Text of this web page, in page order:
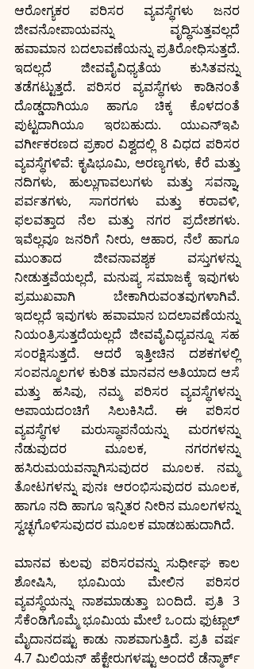
ಆರೋಗ್ಯಕರ ಪರಿಸರ ವ್ಯವಸ್ಥೆಗಳು ಜನರ
ಜೀವನೋಪಾಯವನ್ನು ವೃದ್ಧಿಸುತ್ತವಲ್ಲದೆ
ಹವಾಮಾನ ಬದಲಾವಣೆಯನ್ನು ಪ್ರತಿರೋಧಿಸುತ್ತದೆ.
ಇದಲ್ಲದೆ ಜೀವವೈವಿಧ್ಯತೆಯ ಕುಸಿತವನ್ನು
ತಡೆಗಟ್ಟುತ್ತದೆ. ಪರಿಸರ ವ್ಯವಸ್ಥೆಗಳು ಕಾಡಿನಂತೆ
ದೊಡ್ಡದಾಗಿಯೂ ಹಾಗೂ ಚಿಕ್ಕ ಕೊಳದಂತೆ
ಪುಟ್ಟದಾಗಿಯೂ ಇರಬಹುದು. ಯುಎನ್‍ಇಪಿ
ವರ್ಗೀಕರಣದ ಪ್ರಕಾರ ವಿಶ್ವದಲ್ಲಿ 8 ವಿಧದ ಪರಿಸರ
ವ್ಯವಸ್ಥೆಗಳಿವೆ: ಕೃಷಿಭೂಮಿ, ಅರಣ್ಯಗಳು, ಕೆರೆ ಮತ್ತು
ನದಿಗಳು, ಹುಲ್ಲುಗಾವಲುಗಳು ಮತ್ತು ಸವನ್ನಾ,
ಪರ್ವತಗಳು, ಸಾಗರಗಳು ಮತ್ತು ಕರಾವಳಿ,
ಫಲವತ್ತಾದ ನೆಲ ಮತ್ತು ನಗರ ಪ್ರದೇಶಗಳು.
ಇವೆಲ್ಲವೂ ಜನರಿಗೆ ನೀರು, ಆಹಾರ, ನೆಲೆ ಹಾಗೂ
ಮುಂತಾದ ಜೀವನಾವಶ್ಯಕ ವಸ್ತುಗಳನ್ನು
ನೀಡುತ್ತವೆಯಲ್ಲದೆ, ಮನುಷ್ಯ ಸಮಾಜಕ್ಕೆ ಇವುಗಳು
ಪ್ರಮುಖವಾಗಿ ಬೇಕಾಗಿರುವಂತವುಗಳಾಗಿವೆ.
ಇದಲ್ಲದೆ ಇವುಗಳು ಹವಾಮಾನ ಬದಲಾವಣೆಯನ್ನು
ನಿಯಂತ್ರಿಸುತ್ತದೆಯಲ್ಲದೆ ಜೀವವೈವಿಧ್ಯವನ್ನೂ ಸಹ
ಸಂರಕ್ಷಿಸುತ್ತದೆ. ಆದರೆ ಇತ್ತೀಚಿನ ದಶಕಗಳಲ್ಲಿ
ಸಂಪನ್ಮೂಲಗಳ ಕುರಿತ ಮಾನವನ ಅತಿಯಾದ ಆಸೆ
ಮತ್ತು ಹಸಿವು, ನಮ್ಮ ಪರಿಸರ ವ್ಯವಸ್ಥೆಗಳನ್ನು
ಅಪಾಯದಂಚಿಗೆ ಸಿಲುಕಿಸಿದೆ. ಈ ಪರಿಸರ
ವ್ಯವಸ್ಥೆಗಳ ಮರುಸ್ಥಾಪನೆಯನ್ನು ಮರಗಳನ್ನು
ನೆಡುವುದರ ಮೂಲಕ, ನಗರಗಳನ್ನು
ಹಸಿರುಮಯವನ್ನಾಗಿಸುವುದರ ಮೂಲಕ. ನಮ್ಮ
ತೋಟಗಳನ್ನು ಪುನಃ ಆರಂಭಿಸುವುದರ ಮೂಲಕ,
ಹಾಗೂ ನದಿ ಹಾಗೂ ಇನ್ನಿತರ ನೀರಿನ ಮೂಲಗಳನ್ನು
ಸ್ವಚ್ಛಗೊಳಿಸುವುದರ ಮೂಲಕ ಮಾಡಬಹುದಾಗಿದೆ.
ಮಾನವ ಕುಲವು ಪರಿಸರವನ್ನು ಸುರ್ಧೀಘ ಕಾಲ
ಶೋಷಿಸಿ, ಭೂಮಿಯ ಮೇಲಿನ ಪರಿಸರ
ವ್ಯವಸ್ಥೆಯನ್ನು ನಾಶಮಾಡುತ್ತಾ ಬಂದಿದೆ. ಪ್ರತಿ 3
ಸೆಕೆಂಡಿಗೊಮ್ಮೆ ಭೂಮಿಯ ಮೇಲೆ ಒಂದು ಫುಟ್ಬಾಲ್
ಮೈದಾನದಷ್ಟು ಕಾಡು ನಾಶವಾಗುತ್ತಿದೆ. ಪ್ರತಿ ವರ್ಷ
4.7 ಮಿಲಿಯನ್ ಹೆಕ್ಟೇರುಗಳಷ್ಟು ಅಂದರೆ ಡೆನ್ಮಾರ್ಕ್